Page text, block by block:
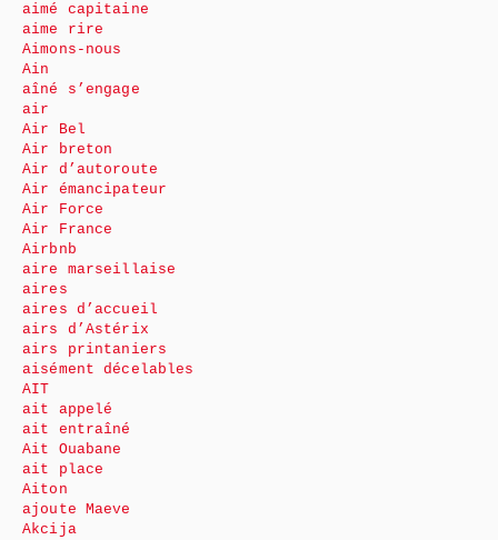
aimé capitaine
aime rire
Aimons-nous
Ain
aîné s’engage
air
Air Bel
Air breton
Air d’autoroute
Air émancipateur
Air Force
Air France
Airbnb
aire marseillaise
aires
aires d’accueil
airs d’Astérix
airs printaniers
aisément décelables
AIT
ait appelé
ait entraîné
Ait Ouabane
ait place
Aiton
ajoute Maeve
Akcija